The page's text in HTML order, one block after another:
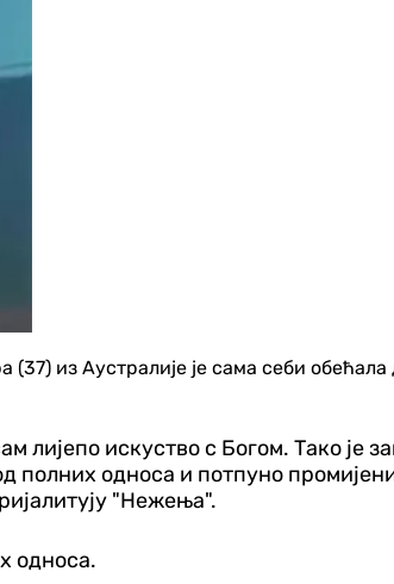
(37) из Аустралије је сама себи
искуство с Богом. Тако је
односа и потпуно
"Нежења".
односа.